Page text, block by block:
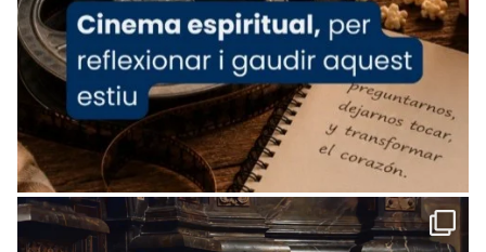
Arquebisbat de Barcelona
1 week ago
«Avui les santes Juliana i Semproniana ens
ajuden a alçar la mirada»
Mons. Sergi Gordo, bisbe de Tortosa, ha
presidit aquest 27 de juliol la missa de Les
Santes de Mataró.
🔗tinyurl.com/cvu5jmbk